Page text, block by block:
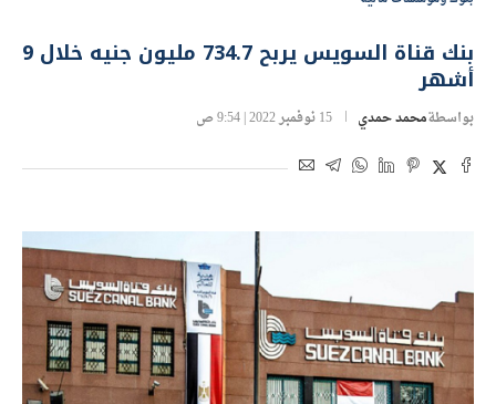
بنك قناة السويس يربح 734.7 مليون جنيه خلال 9
أشهر
بواسطةمحمد حمدي 15 نوفمبر 2022 | 9:54 ص